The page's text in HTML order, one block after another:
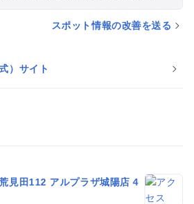
スポット情報の改善を送る
）サイト
見田112 アルプラザ城陽店 4